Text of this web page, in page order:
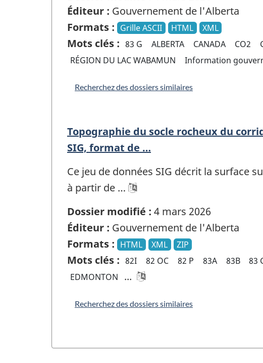
Éditeur : Gouvernement de l'Alberta
Formats : Grille ASCII HTML XML
Mots clés : 83 G ALBERTA CANADA CO2
RÉGION DU LAC WABAMUN
Information
Recherchez des dossiers similaires
Topographie du socle rocheux du
SIG, format de …
Ce jeu de données SIG décrit la surface
à partir de …
Dossier modifié : 4 mars 2026
Éditeur : Gouvernement de l'Alberta
Formats : HTML XML ZIP
Mots clés : 82I 82 OC 82 P 83A 83B 83
EDMONTON
...
Recherchez des dossiers similaires